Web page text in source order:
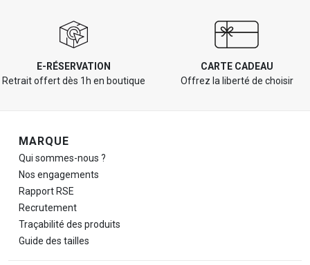
E-RÉSERVATION
Retrait offert dès 1h en boutique
CARTE CADEAU
Offrez la liberté de choisir
Navigation de pied de page
MARQUE
Qui sommes-nous ?
Nos engagements
Rapport RSE
Recrutement
Traçabilité des produits
Guide des tailles